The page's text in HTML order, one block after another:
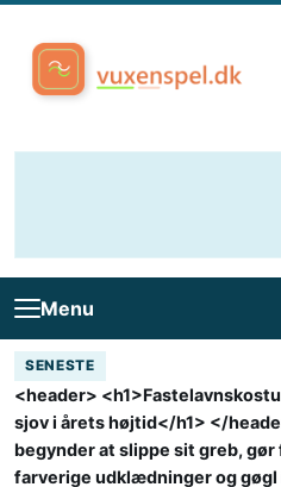
Menu
SENESTE
<header>
sjov i årets højtid</h1> </
begynder at slippe sit greb,
farverige udklædninger og gøgl